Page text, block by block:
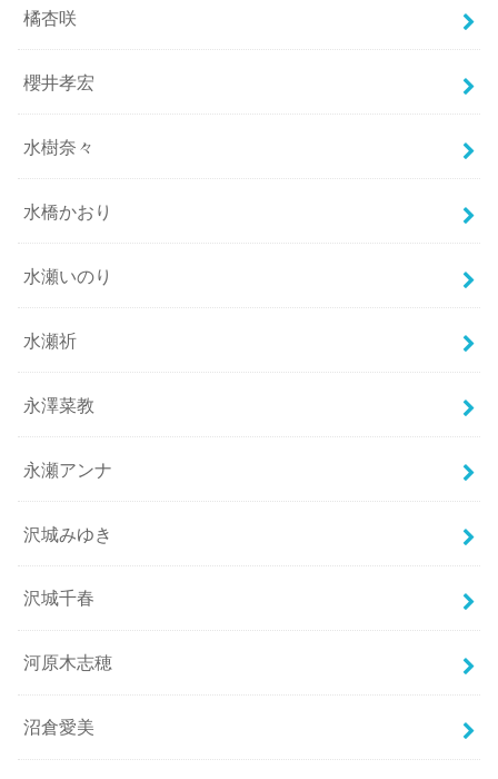
橘杏咲
櫻井孝宏
水樹奈々
水橋かおり
水瀬いのり
水瀬祈
永澤菜教
永瀬アンナ
沢城みゆき
沢城千春
河原木志穂
沼倉愛美